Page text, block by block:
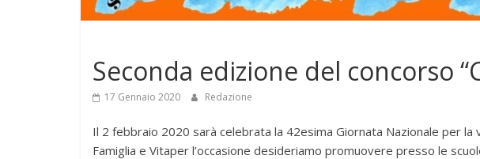
Seconda edizione del concorso
17 Gennaio 2020 Redazione
Il 2 febbraio 2020 sarà celebrata la 42esima Giornata Nazionale per la
Famiglia e Vitaper l’occasione desideriamo promuovere presso le